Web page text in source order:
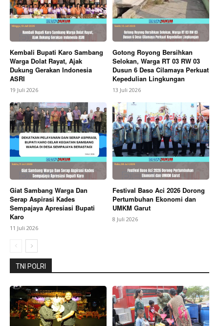
SUBSCRIBE NOW
Company
About
Contact us
Subscription Plans
My account
Bagikan Artikel
Berita Lainnya Kasrem 072/Pamungkas Hadiri
Kongres Internasional WUJA 2026
Kembali Bupati Karo Sambang
Warga Dolat Rayat, Ajak
Dukung Gerakan Indonesia
ASRI
19 Juli 2026
Gotong Royong Bersihkan
Selokan, Warga RT 03 RW 03
Dusun 6 Desa Cilamaya Perkuat
Kepedulian Lingkungan
13 Juli 2026
Giat Sambang Warga Dan
Serap Aspirasi Kades
Sempajaya Apresiasi Bupati
Karo
11 Juli 2026
Festival Baso Aci 2026 Dorong
Pertumbuhan Ekonomi dan
UMKM Garut
8 Juli 2026
TNI POLRI